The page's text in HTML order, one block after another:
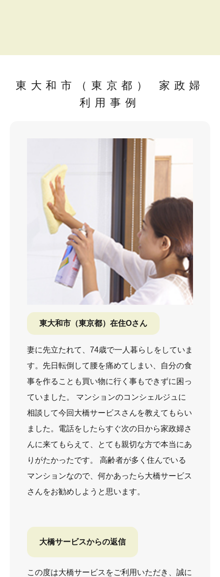
東大和市（東京都） 家政婦
利用事例
東大和市（東京都）在住Oさん
妻に先立たれて、74歳で一人暮らしをしていま
す。先日転倒して腰を痛めてしまい、自分の食
事を作ることも買い物に行く事もできずに困っ
ていました。 マンションのコンシェルジュに
相談して今回大橋サービスさんを教えてもらい
ました。電話をしたらすぐ次の日から家政婦さ
んに来てもらえて、とても親切な方で本当にあ
りがたかったです。 高齢者が多く住んでいる
マンションなので、何かあったら大橋サービス
さんをお勧めしようと思います。
大橋サービスからの返信
この度は大橋サービスをご利用いただき、誠に